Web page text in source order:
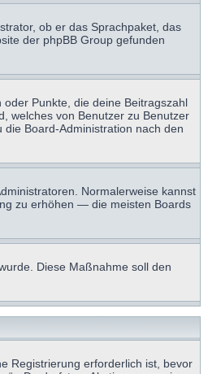
ob er das Sprachpaket, das
der phpBB Group gefunden
Punkte, die deine Beitragszahl
welches von Benutzer zu Benutzer
Board-Administration nach den
Normalerweise kannst
zu erhöhen — die meisten Boards
Diese Maßnahme soll den
Registrierung erforderlich ist, bevor